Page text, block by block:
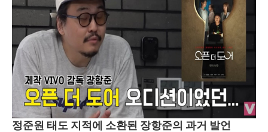
정준원 태도 지적에 소환된 장항준의 과거 발언